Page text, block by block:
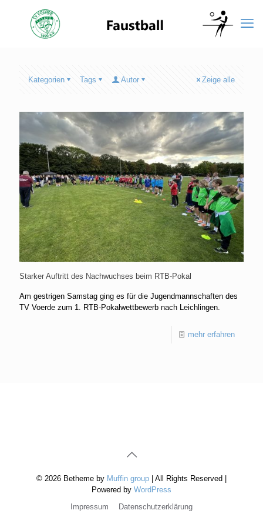
Kategorien Tags Autor Zeige alle
Starker Auftritt des Nachwuchses beim RTB-Pokal
Am gestrigen Samstag ging es für die Jugendmannschaften des
TV Voerde zum 1. RTB-Pokalwettbewerb nach Leichlingen.
mehr erfahren
© 2026 Betheme by Muffin group | All Rights Reserved |
Powered by WordPress
Impressum
Datenschutzerklärung